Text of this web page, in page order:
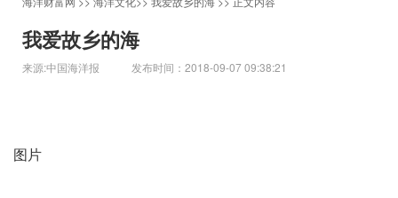
我爱故乡的海
来源:中国海洋报 发布时间：2018-09-07 09:38:21
图片